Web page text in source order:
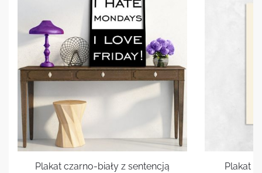
Plakat czarno-biały z sentencją Plakat